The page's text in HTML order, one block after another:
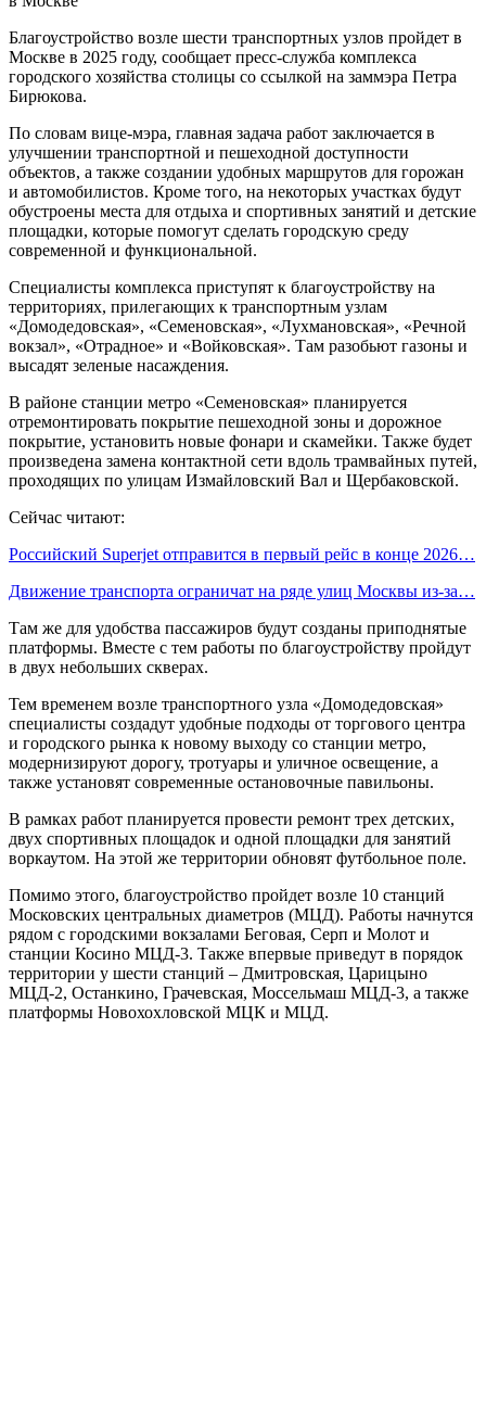
Благоустройство возле шести транспортных узлов пройдет в
Москве в 2025 году, сообщает пресс-служба комплекса
городского хозяйства столицы со ссылкой на заммэра Петра
Бирюкова.
По словам вице-мэра, главная задача работ заключается в
улучшении транспортной и пешеходной доступности
объектов, а также создании удобных маршрутов для горожан
и автомобилистов. Кроме того, на некоторых участках будут
обустроены места для отдыха и спортивных занятий и детские
площадки, которые помогут сделать городскую среду
современной и функциональной.
Специалисты комплекса приступят к благоустройству на
территориях, прилегающих к транспортным узлам
«Домодедовская», «Семеновская», «Лухмановская», «Речной
вокзал», «Отрадное» и «Войковская». Там разобьют газоны и
высадят зеленые насаждения.
В районе станции метро «Семеновская» планируется
отремонтировать покрытие пешеходной зоны и дорожное
покрытие, установить новые фонари и скамейки. Также будет
произведена замена контактной сети вдоль трамвайных путей,
проходящих по улицам Измайловский Вал и Щербаковской.
Сейчас читают:
Российский Superjet отправится в первый рейс в конце 2026…
Движение транспорта ограничат на ряде улиц Москвы из-за…
Там же для удобства пассажиров будут созданы приподнятые
платформы. Вместе с тем работы по благоустройству пройдут
в двух небольших скверах.
Тем временем возле транспортного узла «Домодедовская»
специалисты создадут удобные подходы от торгового центра
и городского рынка к новому выходу со станции метро,
модернизируют дорогу, тротуары и уличное освещение, а
также установят современные остановочные павильоны.
В рамках работ планируется провести ремонт трех детских,
двух спортивных площадок и одной площадки для занятий
воркаутом. На этой же территории обновят футбольное поле.
Помимо этого, благоустройство пройдет возле 10 станций
Московских центральных диаметров (МЦД). Работы начнутся
рядом с городскими вокзалами Беговая, Серп и Молот и
станции Косино МЦД-3. Также впервые приведут в порядок
территории у шести станций – Дмитровская, Царицыно
МЦД-2, Останкино, Грачевская, Моссельмаш МЦД-3, а также
платформы Новохохловской МЦК и МЦД.